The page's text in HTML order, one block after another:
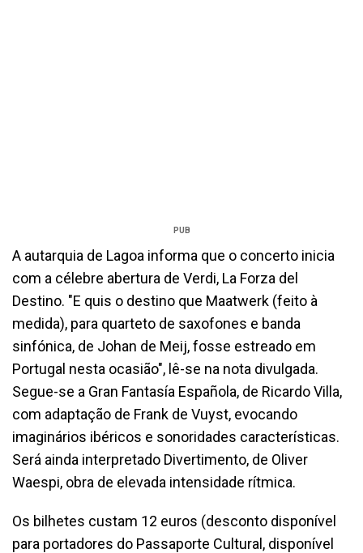
PUB
A autarquia de Lagoa informa que o concerto inicia
com a célebre abertura de Verdi, La Forza del
Destino. "E quis o destino que Maatwerk (feito à
medida), para quarteto de saxofones e banda
sinfónica, de Johan de Meij, fosse estreado em
Portugal nesta ocasião", lê-se na nota divulgada.
Segue-se a Gran Fantasía Española, de Ricardo Villa,
com adaptação de Frank de Vuyst, evocando
imaginários ibéricos e sonoridades características.
Será ainda interpretado Divertimento, de Oliver
Waespi, obra de elevada intensidade rítmica.
Os bilhetes custam 12 euros (desconto disponível
para portadores do Passaporte Cultural, disponível